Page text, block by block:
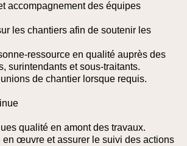
accompagnement des équipes
les chantiers afin de soutenir les
en qualité auprès des
surintendants et sous‑traitants.
de chantier lorsque requis.
qualité en amont des travaux.
en œuvre et assurer le suivi des actions